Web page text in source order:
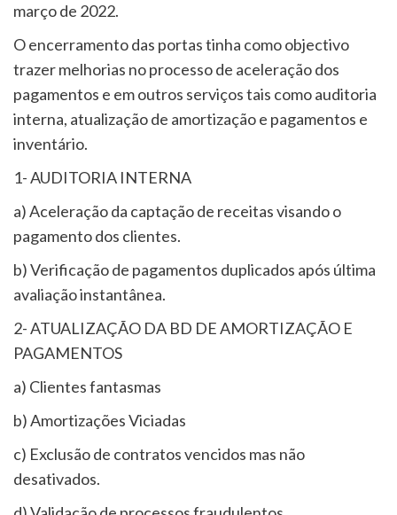
março de 2022.
O encerramento das portas tinha como objectivo
trazer melhorias no processo de aceleração dos
pagamentos e em outros serviços tais como auditoria
interna, atualização de amortização e pagamentos e
inventário.
1- AUDITORIA INTERNA
a) Aceleração da captação de receitas visando o
pagamento dos clientes.
b) Verificação de pagamentos duplicados após última
avaliação instantânea.
2- ATUALIZAÇÃO DA BD DE AMORTIZAÇÃO E
PAGAMENTOS
a) Clientes fantasmas
b) Amortizações Viciadas
c) Exclusão de contratos vencidos mas não
desativados.